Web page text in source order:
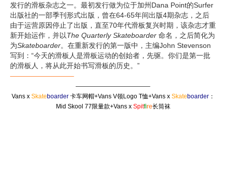
发行的滑板杂志之一。最初发行做为位于加州Dana Point的Surfer
出版社的一部季刊形式出版，曾在64-65年间出版4期杂志，之后
由于运营原因停止了出版，直至70年代滑板复兴时期，该杂志才重
新开始运作，并以The Quarterly Skateboarder 命名，之后简化为
为Skateboarder。在重新发行的第一版中，主编John Stevenson
写到：“今天的滑板人是滑板运动的创始者，先驱。你们是第一批
的滑板人，将从此开始书写滑板的历史。”
——————————–
——————————–
Vans x Skateboarder卡车网帽+Vans V领Logo T恤+Vans xSkateboarder：
Mid Skool 77限量款+Vans x Spitfire长筒袜